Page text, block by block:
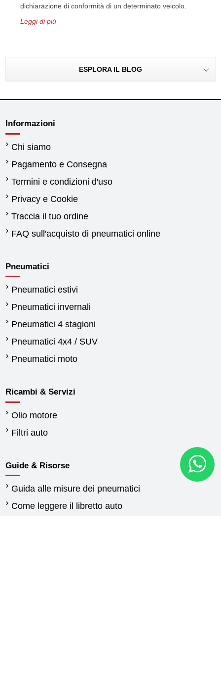
dichiarazione di conformità di un determinato veicolo.
Leggi di più
ESPLORA IL BLOG
Informazioni
Chi siamo
Pagamento e Consegna
Termini e condizioni d'uso
Privacy e Cookie
Traccia il tuo ordine
FAQ sull'acquisto di pneumatici online
Pneumatici
Pneumatici estivi
Pneumatici invernali
Pneumatici 4 stagioni
Pneumatici 4x4 / SUV
Pneumatici moto
Ricambi & Servizi
Olio motore
Filtri auto
Guide & Risorse
Guida alle misure dei pneumatici
Come leggere il libretto auto